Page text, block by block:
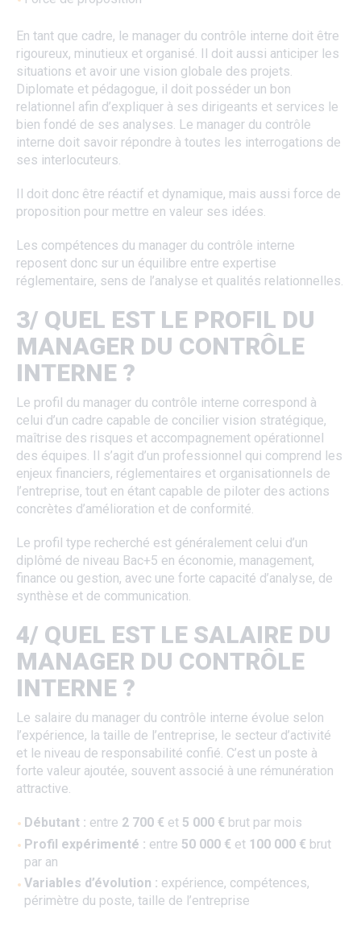
En tant que cadre, le manager du contrôle interne doit être
rigoureux, minutieux et organisé. Il doit aussi anticiper les
situations et avoir une vision globale des projets.
Diplomate et pédagogue, il doit posséder un bon
relationnel afin d’expliquer à ses dirigeants et services le
bien fondé de ses analyses. Le manager du contrôle
interne doit savoir répondre à toutes les interrogations de
ses interlocuteurs.
Il doit donc être réactif et dynamique, mais aussi force de
proposition pour mettre en valeur ses idées.
Les compétences du manager du contrôle interne
reposent donc sur un équilibre entre expertise
réglementaire, sens de l’analyse et qualités relationnelles.
3/ QUEL EST LE PROFIL DU
MANAGER DU CONTRÔLE
INTERNE ?
Le profil du manager du contrôle interne correspond à
celui d’un cadre capable de concilier vision stratégique,
maîtrise des risques et accompagnement opérationnel
des équipes. Il s’agit d’un professionnel qui comprend les
enjeux financiers, réglementaires et organisationnels de
l’entreprise, tout en étant capable de piloter des actions
concrètes d’amélioration et de conformité.
Le profil type recherché est généralement celui d’un
diplômé de niveau Bac+5 en économie, management,
finance ou gestion, avec une forte capacité d’analyse, de
synthèse et de communication.
4/ QUEL EST LE SALAIRE DU
MANAGER DU CONTRÔLE
INTERNE ?
Le salaire du manager du contrôle interne évolue selon
l’expérience, la taille de l’entreprise, le secteur d’activité
et le niveau de responsabilité confié. C’est un poste à
forte valeur ajoutée, souvent associé à une rémunération
attractive.
Débutant : entre 2 700 € et 5 000 € brut par mois
Profil expérimenté : entre 50 000 € et 100 000 € brut
par an
Variables d’évolution : expérience, compétences,
périmètre du poste, taille de l’entreprise